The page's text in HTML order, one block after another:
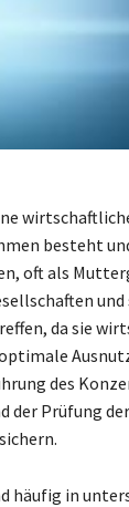
besteht
oft als
und
da sie
des
der Prüfung
häufig in